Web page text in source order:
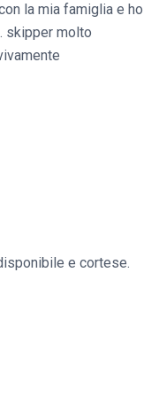
la mia famiglia e ho
skipper molto
e cortese.